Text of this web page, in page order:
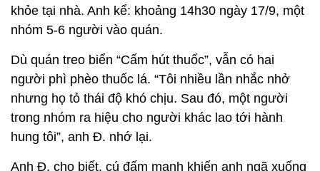
khỏe tại nhà. Anh kể: khoảng 14h30 ngày 17/9, một
nhóm 5-6 người vào quán.
Dù quán treo biển “Cấm hút thuốc”, vẫn có hai
người phì phèo thuốc lá. “Tôi nhiều lần nhắc nhở
nhưng họ tỏ thái độ khó chịu. Sau đó, một người
trong nhóm ra hiệu cho người khác lao tới hành
hung tôi”, anh Đ. nhớ lại.
Anh Đ. cho biết, cú đấm mạnh khiến anh ngã xuống